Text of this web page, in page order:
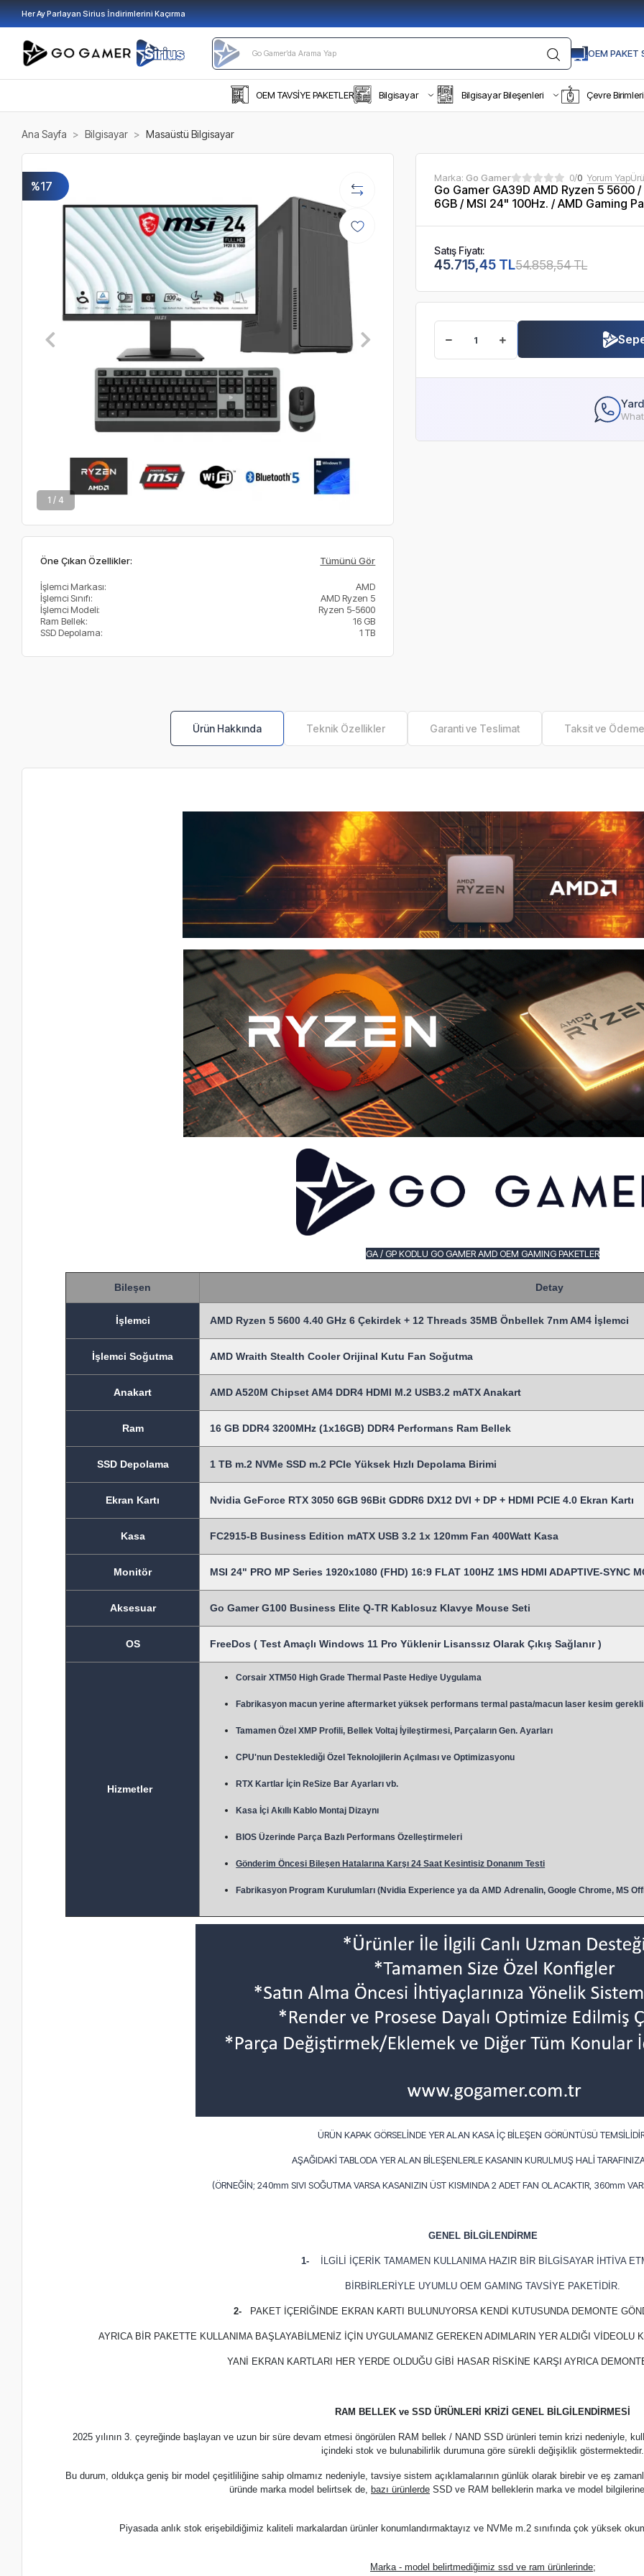
Her Ay Parlayan Sirius İndirimlerini Kaçırma
OEM PAKET
OEM TAVSİYE PAKETLER Bilgisayar Bilgisayar Bileşenleri Çevre Birimleri
Ana Sayfa Bilgisayar Masaüstü Bilgisayar
%17
2 / 4
Öne Çıkan Özellikler: Tümünü Gör
İşlemci Markası:
AMD
İşlemci Sınıfı:
AMD Ryzen 5
İşlemci Modeli:
Ryzen 5-5600
Ram Bellek:
16 GB
SSD Depolama:
1 TB
Marka:Go Gamer 0/0 Yorum Yap
Go Gamer GA39D AMD Ryzen 5 5600
6GB / MSI 24" 100Hz. / AMD Gaming
Satış Fiyatı:
45.715,45 TL54.858,54 TL
Ürün Hakkında Teknik Özellikler Garanti ve Teslimat Taksit ve Ödeme
GA / GP KODLU GO GAMER AMD OEM GAMING PAKETLER
Bileşen Detay
İşlemci AMD Ryzen 5 5600 4.40 GHz 6 Çekirdek + 12 Threads 35MB Önbellek 7nm AM4 İşlemci
İşlemci Soğutma AMD Wraith Stealth Cooler Orijinal Kutu Fan Soğutma
Anakart AMD A520M Chipset AM4 DDR4 HDMI M.2 USB3.2 mATX Anakart
Ram 16 GB DDR4 3200MHz (1x16GB) DDR4 Performans Ram Bellek
SSD Depolama 1 TB m.2 NVMe SSD m.2 PCIe Yüksek Hızlı Depolama Birimi
Ekran Kartı Nvidia GeForce RTX 3050 6GB 96Bit GDDR6 DX12 DVI + DP + HDMI PCIE 4.0 Ekran Kartı
Kasa FC2915-B Business Edition mATX USB 3.2 1x 120mm Fan 400Watt Kasa
Monitör MSI 24" PRO MP Series 1920x1080 (FHD) 16:9 FLAT 100HZ 1MS HDMI ADAPTIVE-SYNC
Aksesuar Go Gamer G100 Business Elite Q-TR Kablosuz Klavye Mouse Seti
OS FreeDos ( Test Amaçlı Windows 11 Pro Yüklenir Lisanssız Olarak Çıkış Sağlanır )
Hizmetler
Corsair XTM50 High Grade Thermal Paste Hediye Uygulama
Fabrikasyon macun yerine aftermarket yüksek performans termal pasta/macun laser kesim
Tamamen Özel XMP Profili, Bellek Voltaj İyileştirmesi, Parçaların Gen. Ayarları
CPU'nun Desteklediği Özel Teknolojilerin Açılması ve Optimizasyonu
RTX Kartlar İçin ReSize Bar Ayarları vb.
Kasa İçi Akıllı Kablo Montaj Dizaynı
BIOS Üzerinde Parça Bazlı Performans Özelleştirmeleri
Gönderim Öncesi Bileşen Hatalarına Karşı 24 Saat Kesintisiz Donanım Testi
Fabrikasyon Program Kurulumları (Nvidia Experience ya da AMD Adrenalin, Google Chrome, MS
ÜRÜN KAPAK GÖRSELİNDE YER ALAN KASA İÇ BİLEŞEN GÖRÜNTÜSÜ
AŞAĞIDAKİ TABLODA YER ALAN BİLEŞENLERLE KASANIN KURULMUŞ HALİ
(ÖRNEĞİN; 240mm SIVI SOĞUTMA VARSA KASANIZIN ÜST KISMINDA 2 ADET FAN OLACAKTIR, 360mm
GENEL BİLGİLENDİRME
1- İLGİLİ İÇERİK TAMAMEN KULLANIMA HAZIR BİR BİLGİSAYAR İHTİVA
BİRBİRLERİYLE UYUMLU OEM GAMING TAVSİYE PAKETİDİR.
2- PAKET İÇERİĞİNDE EKRAN KARTI BULUNUYORSA KENDİ KUTUSUNDA DEMONTE
AYRICA BİR PAKETTE KULLANIMA BAŞLAYABİLMENİZ İÇİN UYGULAMANIZ GEREKEN ADIMLARIN YER ALDIĞI VİDEOLU
YANİ EKRAN KARTLARI HER YERDE OLDUĞU GİBİ HASAR RİSKİNE KARŞI AYRICA
RAM BELLEK ve SSD ÜRÜNLERİ KRİZİ GENEL BİLGİLENDİRMESİ
2025 yılının 3. çeyreğinde başlayan ve uzun bir süre devam etmesi öngörülen RAM bellek / NAND SSD ürünleri temin krizi nedeniyle,
içindeki stok ve bulunabilirlik durumuna göre sürekli değişiklik göstermektedir.
Bu durum, oldukça geniş bir model çeşitliliğine sahip olmamız nedeniyle, tavsiye sistem açıklamalarının günlük olarak birebir ve eş
üründe marka model belirtsek de, bazı ürünlerdeSSD ve RAM belleklerin marka ve model
Piyasada anlık stok erişebildiğimiz kaliteli markalardan ürünler konumlandırmaktayız ve NVMe m.2 sınıfında çok yüksek
Marka - model belirtmediğimiz ssd ve ram ürünlerinde;